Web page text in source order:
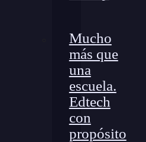
Mucho
más que
una
escuela.
Edtech
con
propósito